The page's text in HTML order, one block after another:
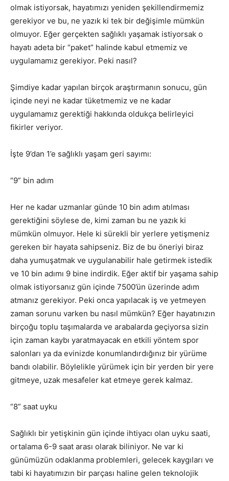
olmak istiyorsak, hayatımızı yeniden şekillendirmemiz
gerekiyor ve bu, ne yazık ki tek bir değişimle mümkün
olmuyor. Eğer gerçekten sağlıklı yaşamak istiyorsak o
hayatı adeta bir “paket” halinde kabul etmemiz ve
uygulamamız gerekiyor. Peki nasıl?
Şimdiye kadar yapılan birçok araştırmanın sonucu, gün
içinde neyi ne kadar tüketmemiz ve ne kadar
uygulamamız gerektiği hakkında oldukça belirleyici
fikirler veriyor.
İşte 9’dan 1’e sağlıklı yaşam geri sayımı:
“9” bin adım
Her ne kadar uzmanlar günde 10 bin adım atılması
gerektiğini söylese de, kimi zaman bu ne yazık ki
mümkün olmuyor. Hele ki sürekli bir yerlere yetişmeniz
gereken bir hayata sahipseniz. Biz de bu öneriyi biraz
daha yumuşatmak ve uygulanabilir hale getirmek istedik
ve 10 bin adımı 9 bine indirdik. Eğer aktif bir yaşama sahip
olmak istiyorsanız gün içinde 7500’ün üzerinde adım
atmanız gerekiyor. Peki onca yapılacak iş ve yetmeyen
zaman sorunu varken bu nasıl mümkün? Eğer hayatınızın
birçoğu toplu taşımalarda ve arabalarda geçiyorsa sizin
için zaman kaybı yaratmayacak en etkili yöntem spor
salonları ya da evinizde konumlandırdığınız bir yürüme
bandı olabilir. Böylelikle yürümek için bir yerden bir yere
gitmeye, uzak mesafeler kat etmeye gerek kalmaz.
“8” saat uyku
Sağlıklı bir yetişkinin gün içinde ihtiyacı olan uyku saati,
ortalama 6-9 saat arası olarak biliniyor. Ne var ki
günümüzün odaklanma problemleri, gelecek kaygıları ve
tabi ki hayatımızın bir parçası haline gelen teknolojik